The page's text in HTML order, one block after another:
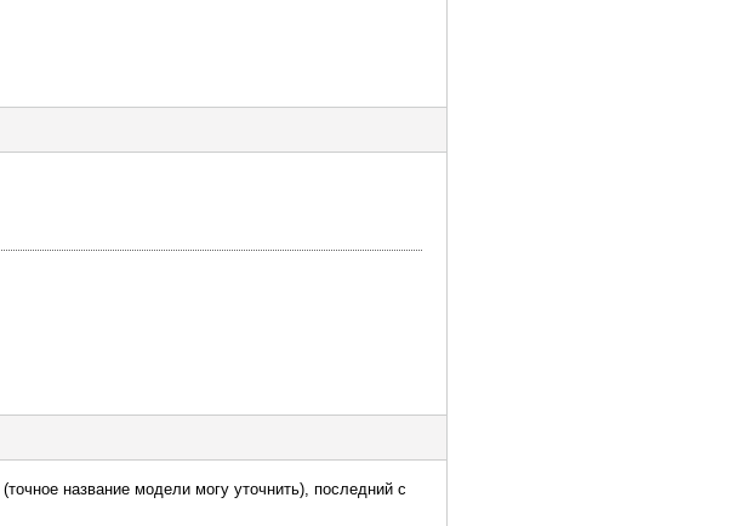
(точное название модели могу уточнить), последний с